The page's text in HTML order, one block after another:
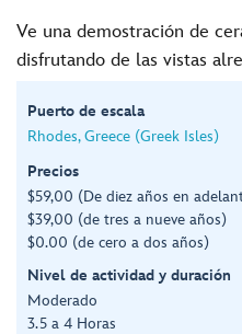
Ve una demostración de
disfrutando de las vistas
Puerto de escala
Rhodes, Greece (Greek Isles)
Precios
$59,00 (De diez años en
$39,00 (de tres a nueve años)
$0.00 (de cero a dos años)
Nivel de actividad y duración
Moderado
3.5 a 4 Horas